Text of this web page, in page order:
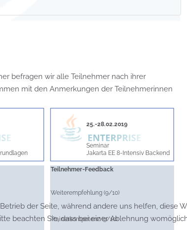
befragen wir alle Teilnehmer nach ihrer
mit den Anmerkungen der Teilnehmerinnen
25.-28.02.2019
Seminar
Jakarta EE 8-Intensiv Backend
Teilnehmer-Feedback
Weiterempfehlung (9/10)
Trainerkompetenz (9/10)
der Seite, während andere uns helfen, diese
beachten Sie, dass bei einer Ablehnung